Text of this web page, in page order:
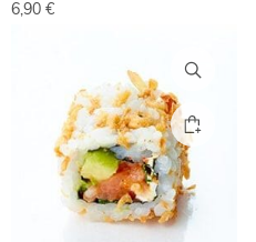
6,90 €